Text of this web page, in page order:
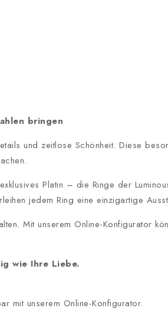
bringen
und zeitlose Schönheit. Diese
Platin – die Ringe der
jedem Ring eine einzigartige
Mit unserem Online-Konfigurator
wie Ihre Liebe.
mit unserem Online-Konfigurator.